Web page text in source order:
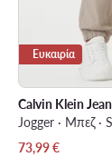
Ευκαιρία
Calvin Klein
Jogger · Μπεζ ·
Τρέχουσα τιμή
73,99€